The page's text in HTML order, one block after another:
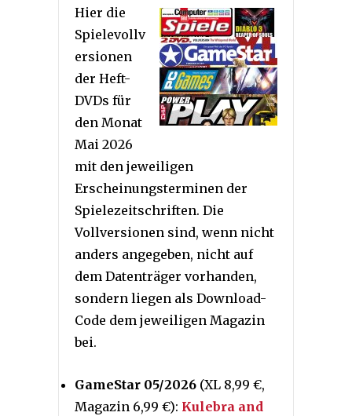
Hier die
Spielevollv
ersionen
der Heft-
DVDs für
den Monat
Mai 2026
mit den jeweiligen
Erscheinungsterminen der
Spielezeitschriften. Die
Vollversionen sind, wenn nicht
anders angegeben, nicht auf
dem Datenträger vorhanden,
sondern liegen als Download-
Code dem jeweiligen Magazin
bei.
GameStar 05/2026 (XL 8,99 €,
Magazin 6,99 €): Kulebra and